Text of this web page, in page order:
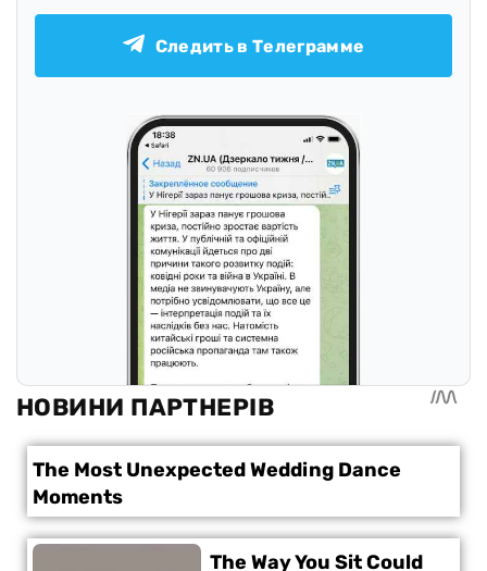
Следить в Телеграмме